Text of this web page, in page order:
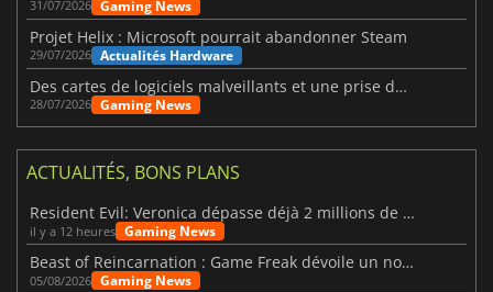
31/07/2026 Gaming News
Projet Helix : Microsoft pourrait abandonner Steam
29/07/2026 Actualités Hardware
Des cartes de logiciels malveillants et une prise de contrôle de Discord ont touché Meccha Chameleon
28/07/2026 Gaming News
ACTUALITÉS, BONS PLANS
Resident Evil: Veronica dépasse déjà 2 millions de wishlists
il y a 12 heures Gaming News
Beast of Reincarnation : Game Freak dévoile un nouveau pari
05/08/2026 Gaming News